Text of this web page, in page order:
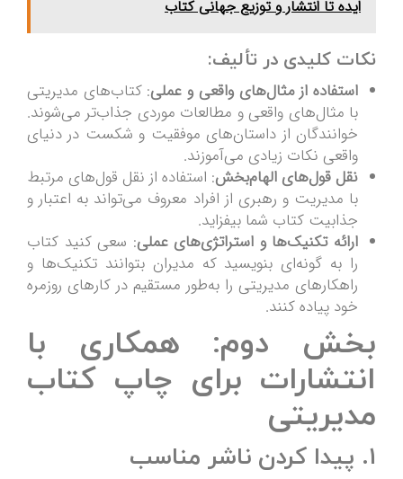
ایده تا انتشار و توزیع جهانی کتاب
نکات کلیدی در تألیف:
استفاده از مثال‌های واقعی و عملی: کتاب‌های مدیریتی
با مثال‌های واقعی و مطالعات موردی جذاب‌تر می‌شوند.
خوانندگان از داستان‌های موفقیت و شکست در دنیای
واقعی نکات زیادی می‌آموزند.
نقل قول‌های الهام‌بخش: استفاده از نقل قول‌های مرتبط
با مدیریت و رهبری از افراد معروف می‌تواند به اعتبار و
جذابیت کتاب شما بیفزاید.
ارائه تکنیک‌ها و استراتژی‌های عملی: سعی کنید کتاب
را به گونه‌ای بنویسید که مدیران بتوانند تکنیک‌ها و
راهکارهای مدیریتی را به‌طور مستقیم در کارهای روزمره
خود پیاده کنند.
بخش دوم: همکاری با
انتشارات برای چاپ کتاب
مدیریتی
1. پیدا کردن ناشر مناسب